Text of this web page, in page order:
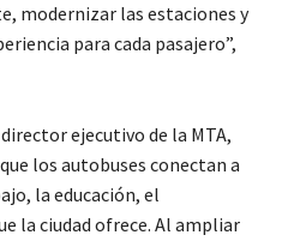
modernizar las estaciones y
para cada pasajero”,
ejecutivo de la MTA,
los autobuses conectan a
la educación, el
la ciudad ofrece. Al ampliar